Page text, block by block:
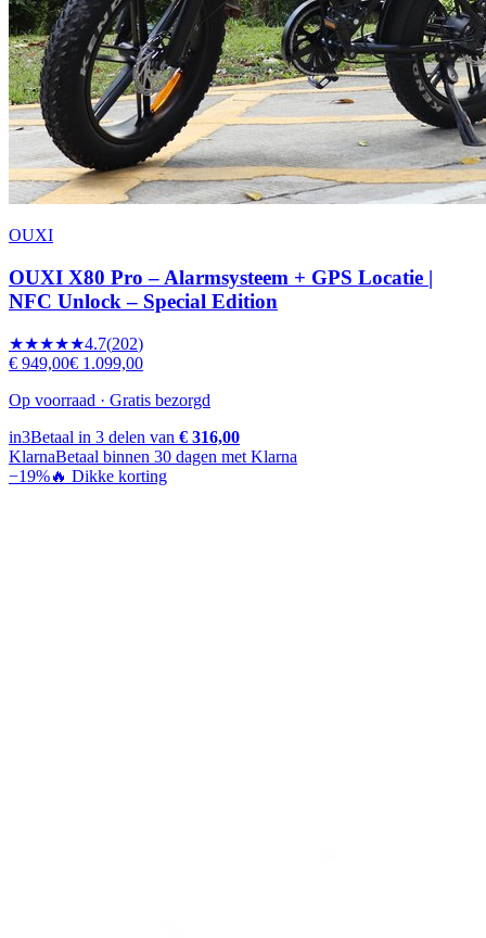
OUXI
OUXI X80 Pro – Alarmsysteem + GPS Locatie |
NFC Unlock – Special Edition
★★★★★4.7(202)
€ 949,00€ 1.099,00
Op voorraad · Gratis bezorgd
in3Betaal in 3 delen van € 316,00
KlarnaBetaal binnen 30 dagen met Klarna
−19%🔥 Dikke korting